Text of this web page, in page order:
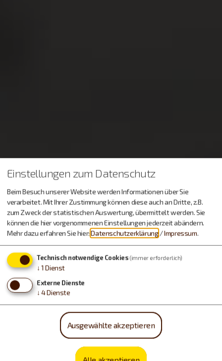
Möchten Sie von OpenStreetMap/Leaflet bereitgestellte
Einstellungen zum Datenschutz
Beim Besuch unserer Website werden Informationen über Sie
verarbeitet. Mit Ihrer Zustimmung können diese auch an Dritte, z.B.
zum Zweck der statistischen Auswertung, übermittelt werden. Sie
können die hier vorgenommenen Einstellungen jederzeit abändern.
Mehr dazu erfahren Sie hier:Datenschutzerklärung /Impressum.
Technisch notwendige Cookies (immer erforderlich)
↓ 1 Dienst
Externe Dienste
↓ 4Dienste
Ausgewählte akzeptieren